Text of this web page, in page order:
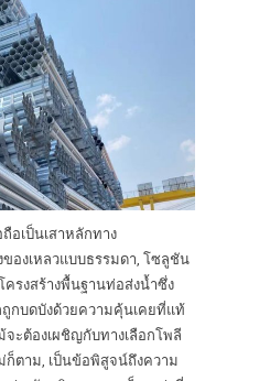
อเป็นเสาหลักทาง
องเหลวแบบธรรมดา, โซลูชัน
รงสร้างพื้นฐานท่อส่งน้ำซึ่ง
กบดบังด้วยความคุ้นเคยที่แท้
จะต้องเผชิญกับทางเลือกโพลี
ตาม, เป็นข้อพิสูจน์ถึงความ